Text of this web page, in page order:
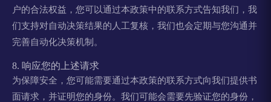
户的合法权益，您可以通过本政策中的联系方式告知我们，我
们支持对自动决策结果的人工复核，我们也会定期与您沟通并
完善自动化决策机制。
8. 响应您的上述请求
为保障安全，您可能需要通过本政策的联系方式向我们提供书
面请求，并证明您的身份。我们可能会需要先验证您的身份，